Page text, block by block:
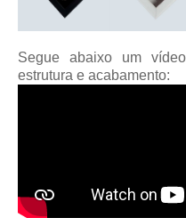
Segue abaixo um
estrutura e acabamento: